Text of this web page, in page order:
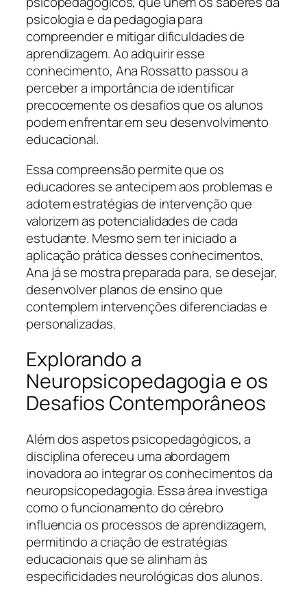
psicologia e da pedagogia para
compreender e mitigar dificuldades de
aprendizagem. Ao adquirir esse
conhecimento, Ana Rossatto passou a
perceber a importância de identificar
precocemente os desafios que os alunos
podem enfrentar em seu desenvolvimento
educacional.
Essa compreensão permite que os
educadores se antecipem aos problemas e
adotem estratégias de intervenção que
valorizem as potencialidades de cada
estudante. Mesmo sem ter iniciado a
aplicação prática desses conhecimentos,
Ana já se mostra preparada para, se desejar,
desenvolver planos de ensino que
contemplem intervenções diferenciadas e
personalizadas.
Explorando a
Neuropsicopedagogia e os
Desafios Contemporâneos
Além dos aspetos psicopedagógicos, a
disciplina ofereceu uma abordagem
inovadora ao integrar os conhecimentos da
neuropsicopedagogia. Essa área investiga
como o funcionamento do cérebro
influencia os processos de aprendizagem,
permitindo a criação de estratégias
educacionais que se alinham às
especificidades neurológicas dos alunos.